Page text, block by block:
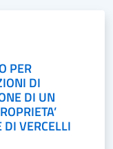
PER
DI
DI UN
DI VERCELLI